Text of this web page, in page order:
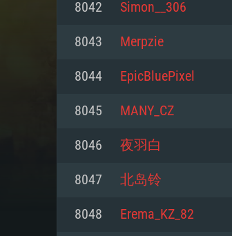
8042 Simon__306
8043 Merpzie
8044 EpicBluePixel
8045 MANY_CZ
8046 夜羽白
8047 北岛铃
8048 Erema_KZ_82